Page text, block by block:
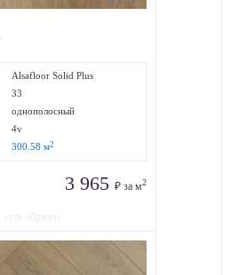
Alsafloor Solid Plus
33
однополосный
4v
300.58 м2
3 965 ₽ за м2